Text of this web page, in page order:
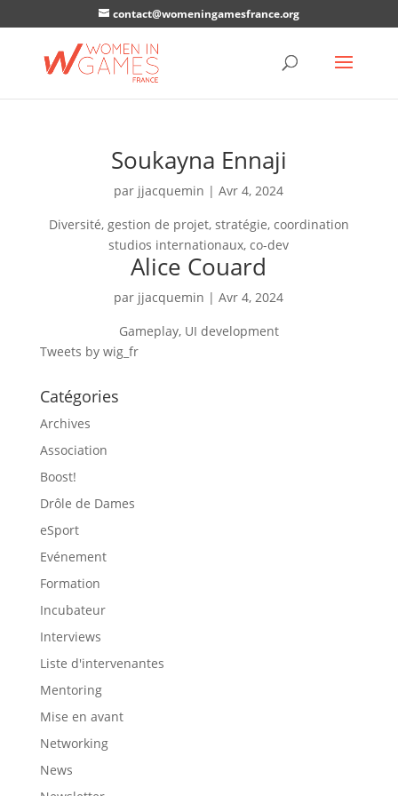
contact@womeningamesfrance.org
Soukayna Ennaji
par jjacquemin |Avr 4, 2024
Diversité, gestion de projet, stratégie, coordination
studios internationaux, co-dev
Alice Couard
par jjacquemin |Avr 4, 2024
Gameplay, UI development
Tweets by wig_fr
Catégories
Archives
Association
Boost!
Drôle de Dames
eSport
Evénement
Formation
Incubateur
Interviews
Liste d'intervenantes
Mentoring
Mise en avant
Networking
News